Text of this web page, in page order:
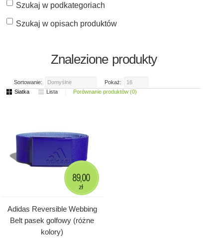
Szukaj w podkategoriach
Szukaj w opisach produktów
Znalezione produkty
Sortowanie: Domyślne Pokaż:
16
Siatka
Lista Porównanie produktów (0)
Adidas Reversible Webbing
Belt pasek golfowy (różne
kolory)
89,00
zł